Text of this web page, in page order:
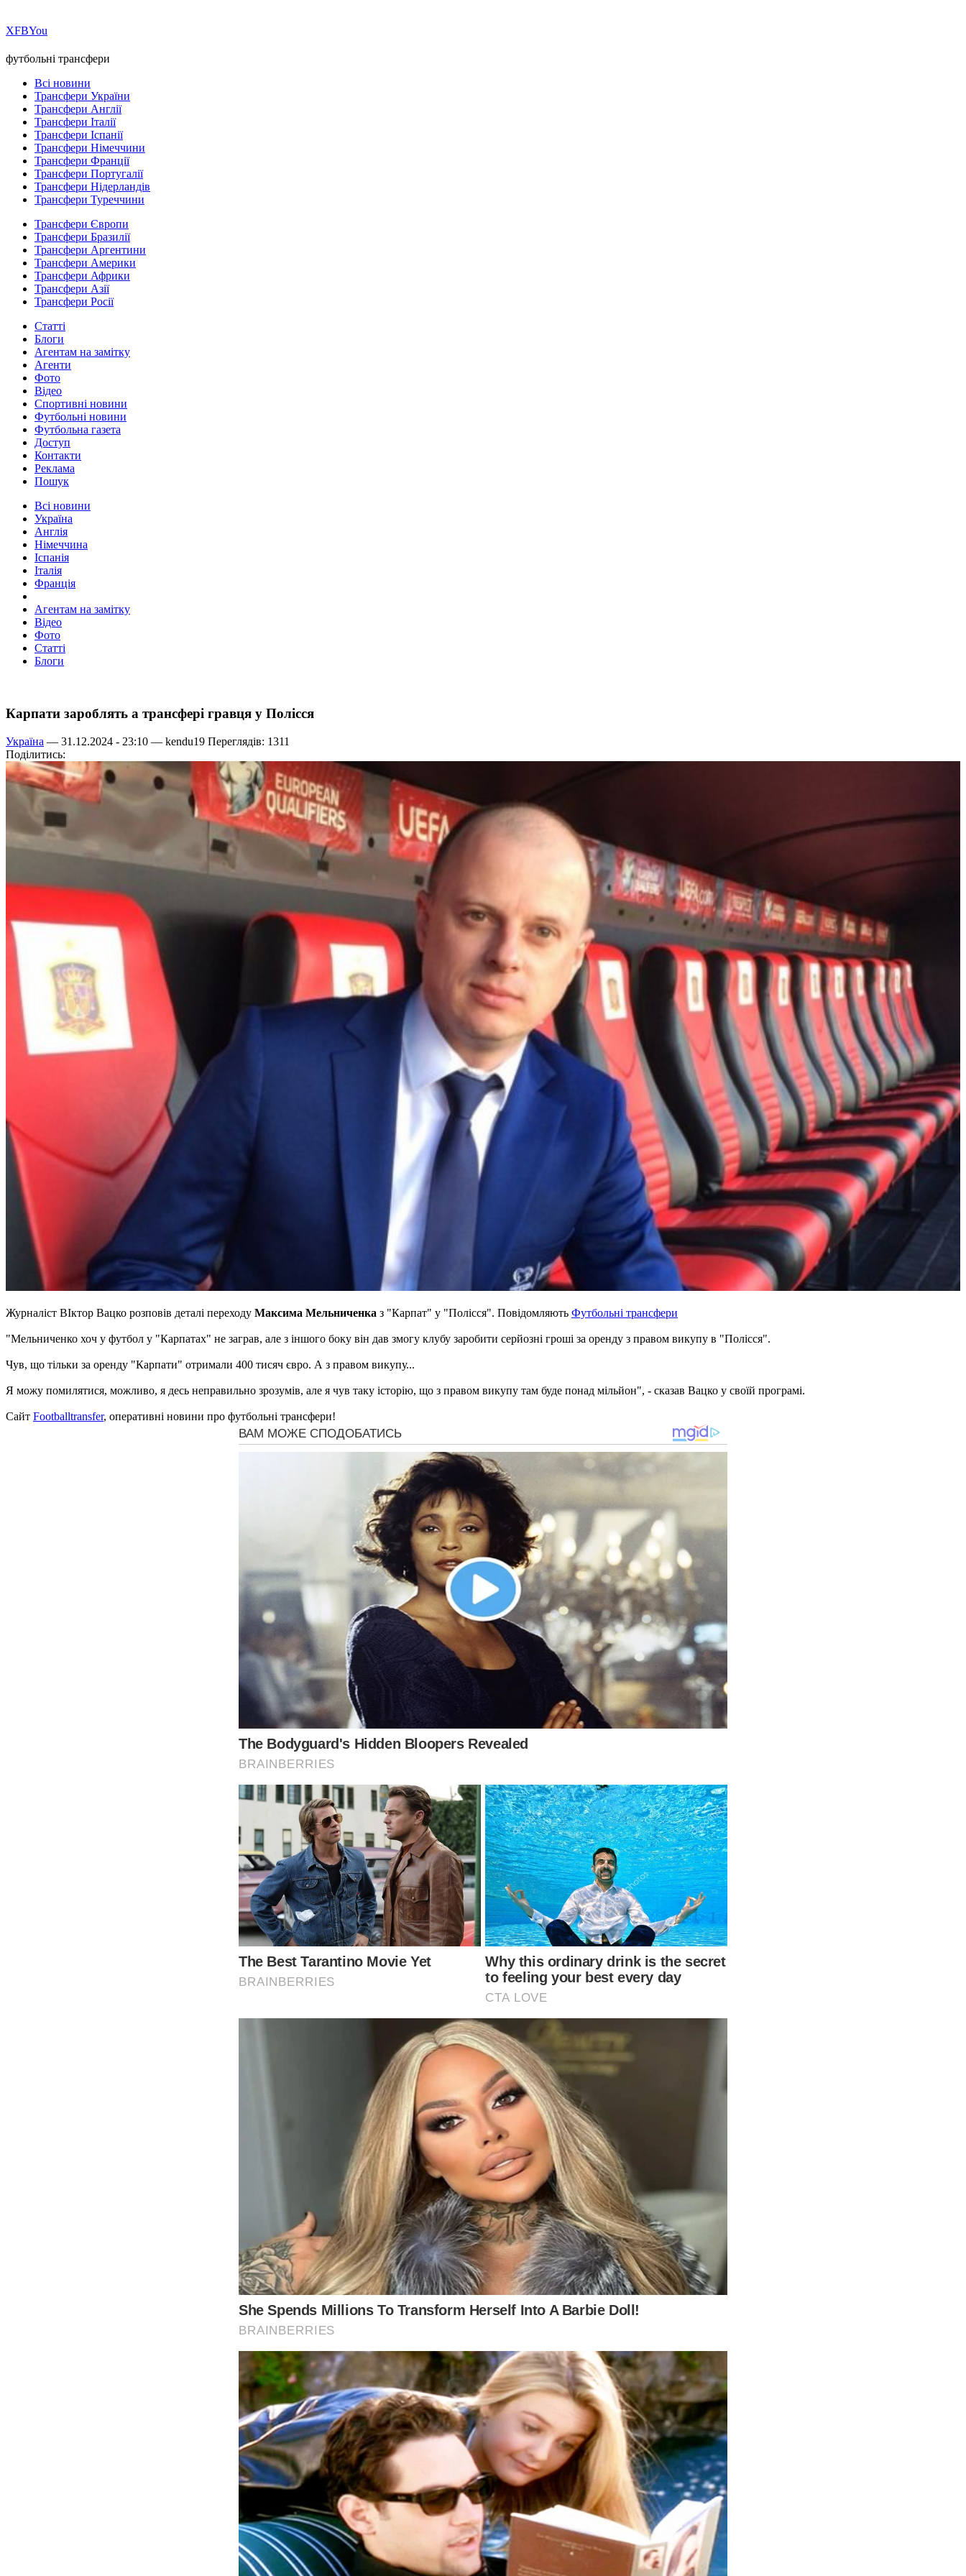
ХFBYou
футбольні трансфери
Всі новини
Трансфери України
Трансфери Англії
Трансфери Італії
Трансфери Іспанії
Трансфери Німеччини
Трансфери Франції
Трансфери Португалії
Трансфери Нідерландів
Трансфери Туреччини
Трансфери Європи
Трансфери Бразилії
Трансфери Аргентини
Трансфери Америки
Трансфери Африки
Трансфери Азії
Трансфери Росії
Статті
Блоги
Агентам на замітку
Агенти
Фото
Відео
Спортивні новини
Футбольні новини
Футбольна газета
Доступ
Контакти
Реклама
Пошук
Всі новини
Україна
Англія
Німеччина
Іспанія
Італія
Франція
Агентам на замітку
Відео
Фото
Статті
Блоги
Карпати зароблять а трансфері гравця у Полісся
Україна — 31.12.2024 - 23:10 — kendu19 Переглядів: 1311
Поділитись:
Журналіст ВІктор Вацко розповів деталі переходу Максима Мельниченка з "Карпат" у "Полісся". Повідомляють Футбольні трансфери
"Мельниченко хоч у футбол у "Карпатах" не заграв, але з іншого боку він дав змогу клубу заробити серйозні гроші за оренду з правом викупу в "Полісся".
Чув, що тільки за оренду "Карпати" отримали 400 тисяч євро. А з правом викупу...
Я можу помилятися, можливо, я десь неправильно зрозумів, але я чув таку історію, що з правом викупу там буде понад мільйон", - сказав Вацко у своїй програмі.
Сайт Footballtransfer, оперативні новини про футбольні трансфери!